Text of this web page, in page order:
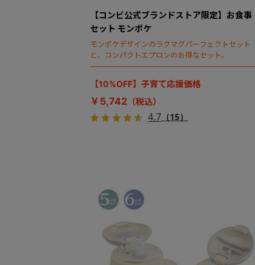
【コンビ公式ブランドストア限定】お食事
セット モンポケ
モンポケデザインのラクマグパーフェクトセット
と、コンパクトエプロンのお得なセット。
【10%OFF】子育て応援価格
￥5,742
4.7 （15）